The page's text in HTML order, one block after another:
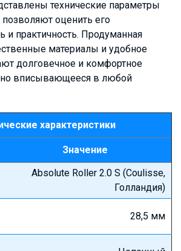
технические параметры
оценить его
и практичность. Продуманная
материалы и удобное
долговечное и комфортное
вписывающееся в любой
характеристики
Значение
Absolute Roller 2.0 S (Coulisse,
Голландия)
28,5 мм